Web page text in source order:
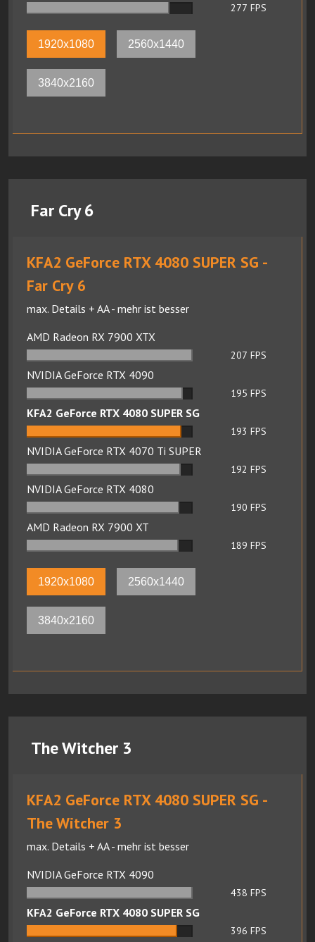
277 FPS
1920x1080 2560x1440
3840x2160
Far Cry 6
KFA2 GeForce RTX 4080 SUPER SG -
Far Cry 6
max. Details + AA - mehr ist besser
AMD Radeon RX 7900 XTX
207 FPS
NVIDIA GeForce RTX 4090
195 FPS
KFA2 GeForce RTX 4080 SUPER SG
193 FPS
NVIDIA GeForce RTX 4070 Ti SUPER
192 FPS
NVIDIA GeForce RTX 4080
190 FPS
AMD Radeon RX 7900 XT
189 FPS
1920x1080 2560x1440
3840x2160
The Witcher 3
KFA2 GeForce RTX 4080 SUPER SG -
The Witcher 3
max. Details + AA - mehr ist besser
NVIDIA GeForce RTX 4090
438 FPS
KFA2 GeForce RTX 4080 SUPER SG
396 FPS